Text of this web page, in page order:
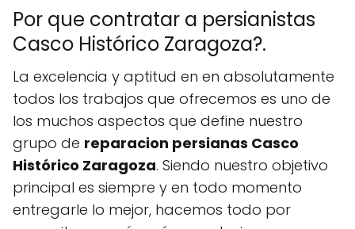
Por que contratar a persianistas
Casco Histórico Zaragoza?.
La excelencia y aptitud en en absolutamente
todos los trabajos que ofrecemos es uno de
los muchos aspectos que define nuestro
grupo de reparacion persianas Casco
Histórico Zaragoza. Siendo nuestro objetivo
principal es siempre y en todo momento
entregarle lo mejor, hacemos todo por